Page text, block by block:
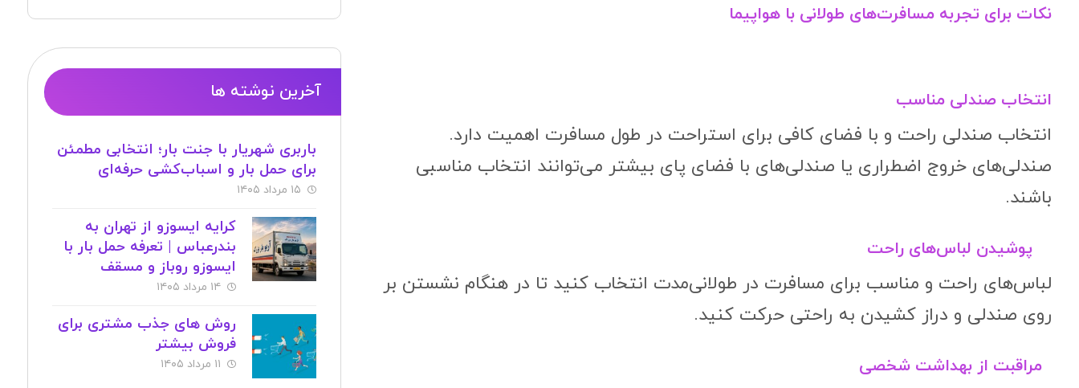
نکات برای تجربه مسافرت‌های طولانی با هواپیما
انتخاب صندلی مناسب
انتخاب صندلی راحت و با فضای کافی برای استراحت در طول مسافرت اهمیت دارد.
صندلی‌های خروج اضطراری یا صندلی‌های با فضای پای بیشتر می‌توانند انتخاب مناسبی
باشند.
پوشیدن لباس‌های راحت
لباس‌های راحت و مناسب برای مسافرت در طولانی‌مدت انتخاب کنید تا در هنگام نشستن بر
روی صندلی و دراز کشیدن به راحتی حرکت کنید.
مراقبت از بهداشت شخصی
آخرین نوشته ها
باربری شهریار با جنت بار؛ انتخابی مطمئن
برای حمل بار و اسباب‌کشی حرفه‌ای
۱۵ مرداد ۱۴۰۵
کرایه ایسوزو از تهران به
بندرعباس | تعرفه حمل بار با
ایسوزو روباز و مسقف
۱۴ مرداد ۱۴۰۵
روش های جذب مشتری برای
فروش بیشتر
۱۱ مرداد ۱۴۰۵